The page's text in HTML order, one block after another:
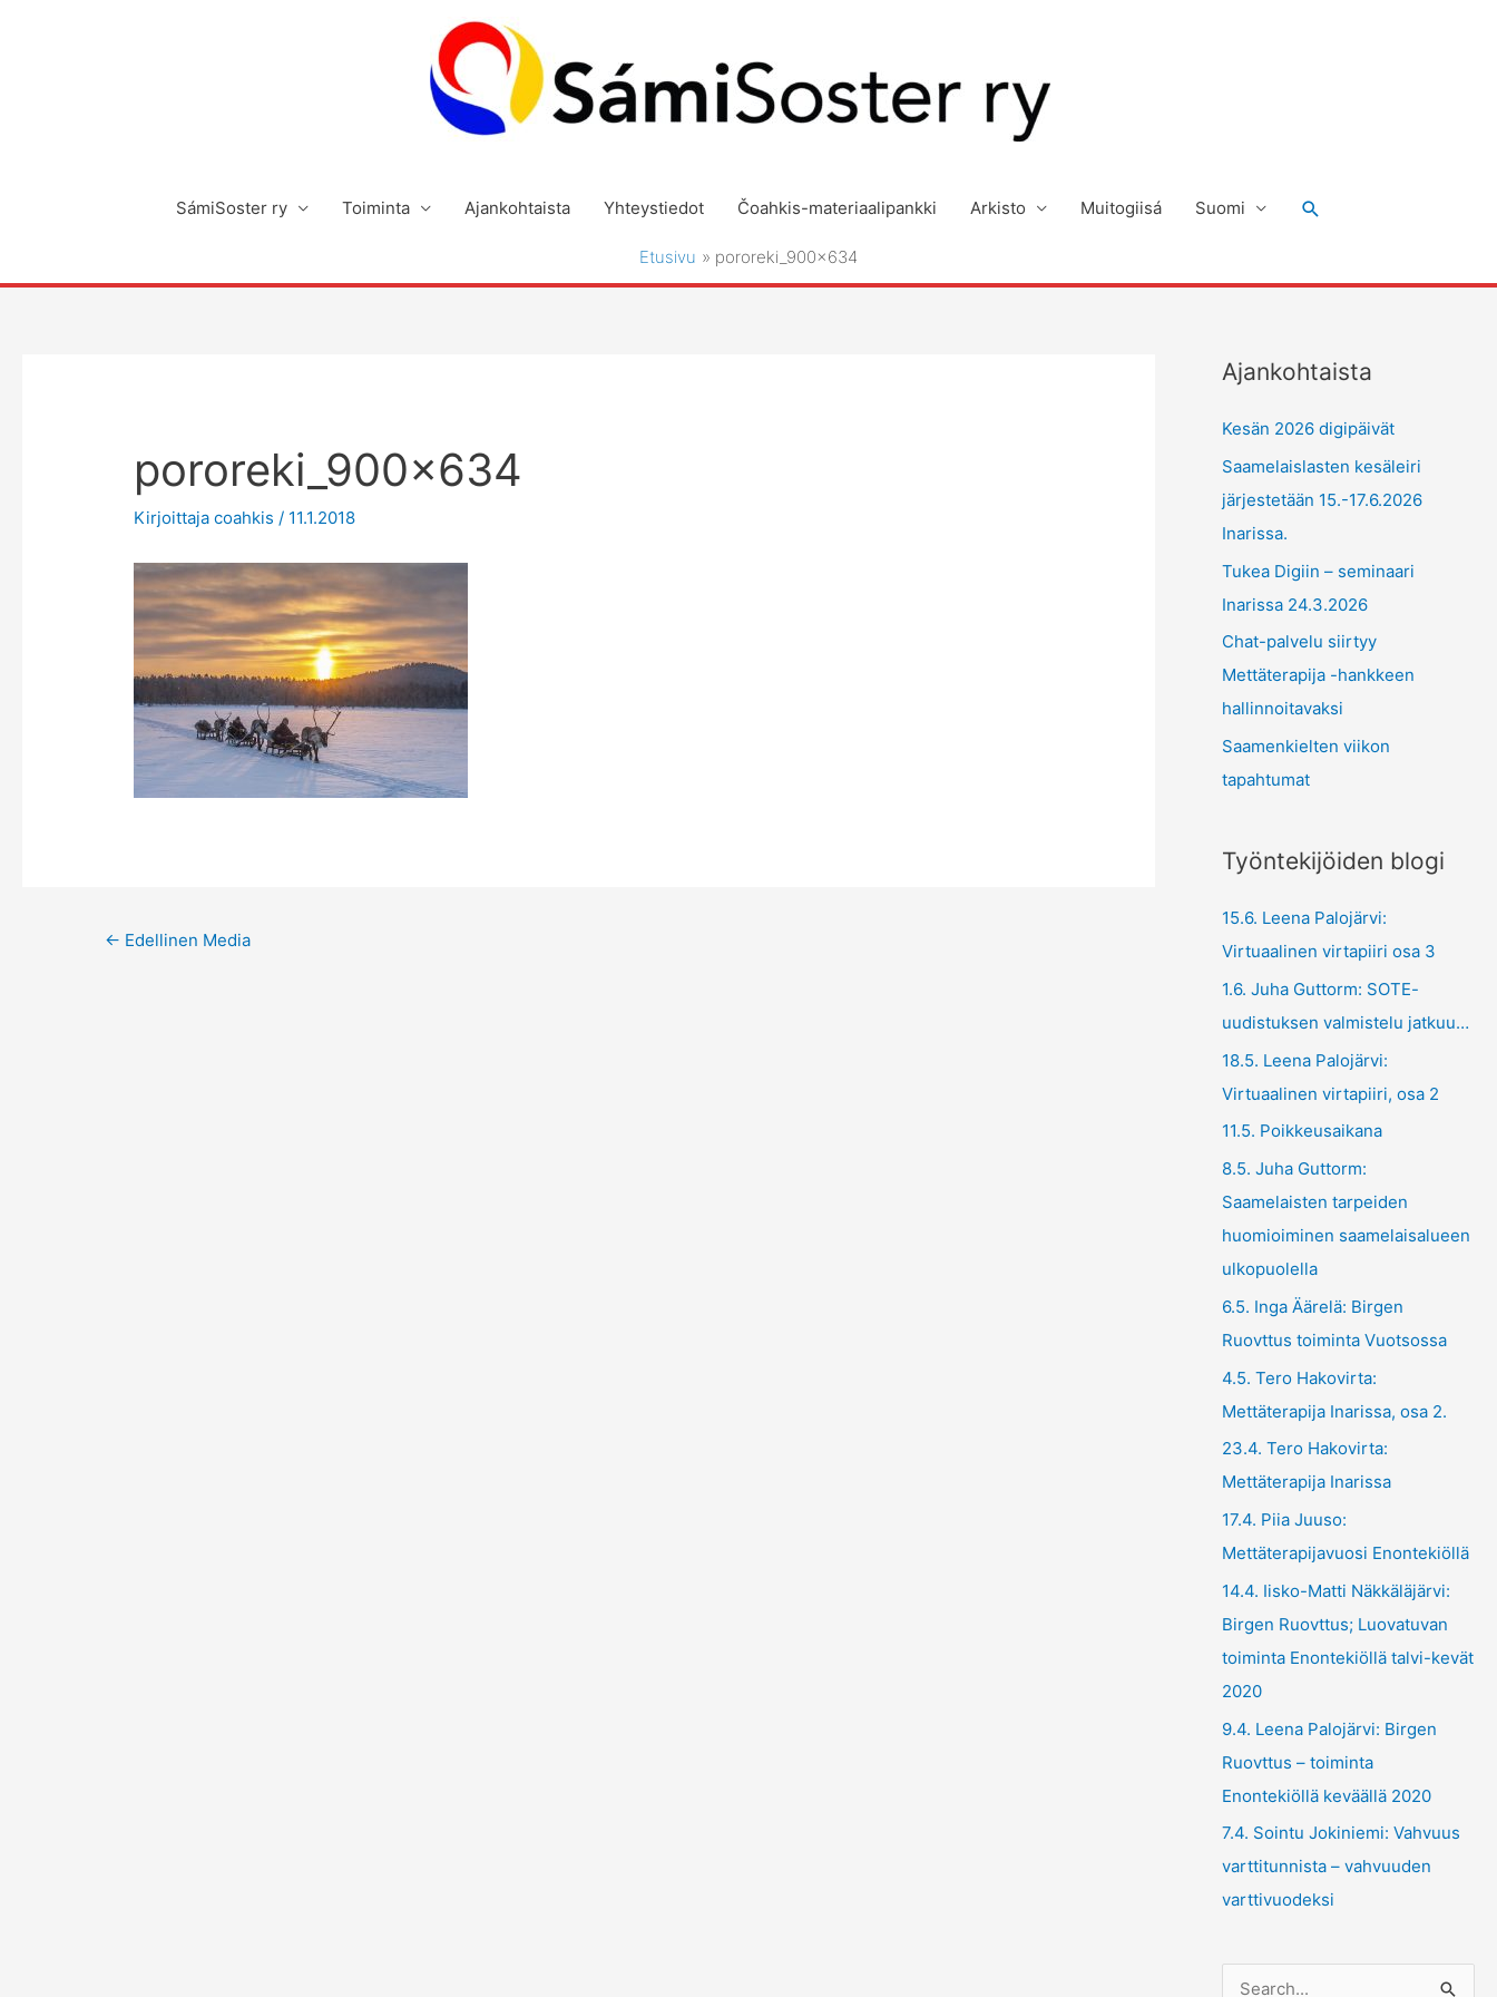
SámiSoster ry Toiminta Ajankohtaista Yhteystiedot Čoahkis-materiaalipankki Arkisto Muitogiisá Suomi Hae
Etusivu pororeki_900x634
pororeki_900x634
Kirjoittajacoahkis/ 11.1.2018
Post← Edellinen Media
Ajankohtaista
Kesän 2026 digipäivät
Saamelaislasten kesäleiri
järjestetään 15.-17.6.2026
Inarissa.
Tukea Digiin – seminaari
Inarissa 24.3.2026
Chat-palvelu siirtyy
Mettäterapija -hankkeen
hallinnoitavaksi
Saamenkielten viikon
tapahtumat
Työntekijöiden blogi
15.6. Leena Palojärvi:
Virtuaalinen virtapiiri osa 3
1.6. Juha Guttorm: SOTE-
uudistuksen valmistelu jatkuu…
18.5. Leena Palojärvi:
Virtuaalinen virtapiiri, osa 2
11.5. Poikkeusaikana
8.5. Juha Guttorm:
Saamelaisten tarpeiden
huomioiminen saamelaisalueen
ulkopuolella
6.5. Inga Äärelä: Birgen
Ruovttus toiminta Vuotsossa
4.5. Tero Hakovirta:
Mettäterapija Inarissa, osa 2.
23.4. Tero Hakovirta:
Mettäterapija Inarissa
17.4. Piia Juuso:
Mettäterapijavuosi Enontekiöllä
14.4. Iisko-Matti Näkkäläjärvi:
Birgen Ruovttus; Luovatuvan
toiminta Enontekiöllä talvi-kevät
2020
9.4. Leena Palojärvi: Birgen
Ruovttus – toiminta
Enontekiöllä keväällä 2020
7.4. Sointu Jokiniemi: Vahvuus
varttitunnista – vahvuuden
varttivuodeksi